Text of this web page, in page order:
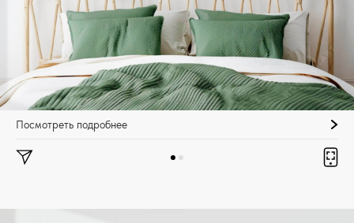
Посмотреть подробнее